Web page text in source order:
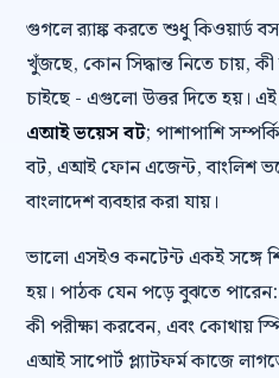
গুগলে র‍্যাঙ্ক করতে শুধু কিওয়ার্ড
খুঁজছে, কোন সিদ্ধান্ত নিতে চায়,
চাইছে - এগুলো উত্তর দিতে হয়।
এআই ভয়েস বট; পাশাপাশি
বট, এআই ফোন এজেন্ট, বাংলিশ
বাংলাদেশ ব্যবহার করা যায়।
ভালো এসইও কনটেন্ট একই সঙ্গে
হয়। পাঠক যেন পড়ে বুঝতে
কী পরীক্ষা করবেন, এবং কোথায়
এআই সাপোর্ট প্ল্যাটফর্ম কাজে